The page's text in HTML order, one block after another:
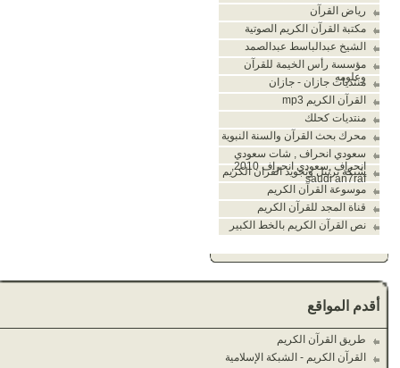
رياض القرآن
مكتبة القرآن الكريم الصوتية
الشيخ عبدالباسط عبدالصمد
مؤسسة رأس الخيمة للقرآن
وعلومه
منتديات جازان - جازان
القرآن الكريم mp3
منتديات كحلك
محرك بحث القرآن والسنة النبوية
سعودي انحراف , شات سعودي
انحراف ,سعودي انحراف 2010,
saudi an7raf
شبكة ترتيل وتجويد القران الكريم
موسوعة القرآن الكريم
قناة المجد للقرآن الكريم
نص القرآن الكريم بالخط الكبير
أقدم المواقع
طريق القرآن الكريم
القرآن الكريم - الشبكة الإسلامية